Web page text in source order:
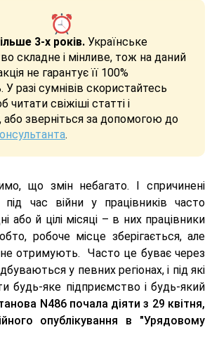
3-х років. Українське
складне і мінливе, тож на даний
не гарантує її 100%
У разі сумнівів скористайтесь
читати свіжіші статті і
або зверніться за допомогою до
.
що змін небагато. І спричинені
час війни у працівників часто
або й цілі місяці – в них працівники
робоче місце зберігається, але
отримують. Часто це буває через
у певних регіонах, і під які
будь-яке підприємство і будь-який
N486 почала діяти з 29 квітня,
опублікування в "Урядовому